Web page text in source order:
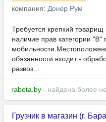
компания: Донер Рум
Требуется крепкий
наличие прав категории "В"
обязанности входит:-
развоз...
rabota.by - найдена более
Грузчик в магазин (г.